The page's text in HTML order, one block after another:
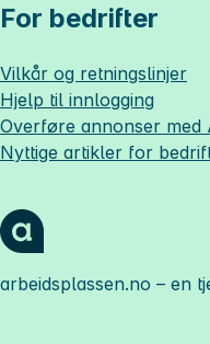
For bedrifter
Vilkår og retningslinjer
Hjelp til innlogging
Overføre annonser med
Nyttige artikler for
arbeidsplassen.no – en